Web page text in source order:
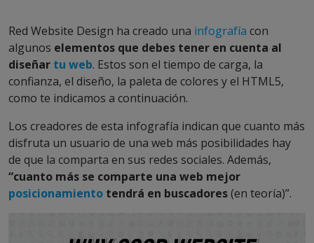
Red Website Design ha creado una infografía con
algunos elementos que debes tener en cuenta al
diseñar tu web. Estos son el tiempo de carga, la
confianza, el diseño, la paleta de colores y el HTML5,
como te indicamos a continuación.
Los creadores de esta infografía indican que cuanto más
disfruta un usuario de una web más posibilidades hay
de que la comparta en sus redes sociales. Además,
“cuanto más se comparte una web mejor
posicionamiento tendrá en buscadores(en teoría)”.